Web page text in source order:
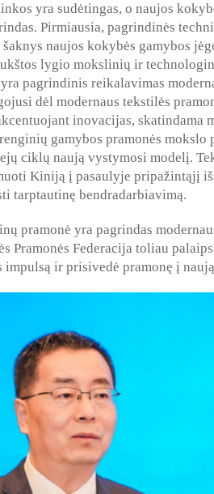
yra sudėtingas, o naujos
Pirmiausia, pagrindinės
naujos kokybės gamybos
lygio mokslinių ir
pagrindinis reikalavimas
dėl modernaus tekstilės
inovacijas,
gamybos pramonės mokslo
ciklų naują vystymosi modelį.
Kiniją į pasaulyje pripažintąjį
tarptautinę bendradarbiavimą.
pramonė yra pagrindas
Pramonės Federacija toliau
impulsą ir prisivedė pramonę į